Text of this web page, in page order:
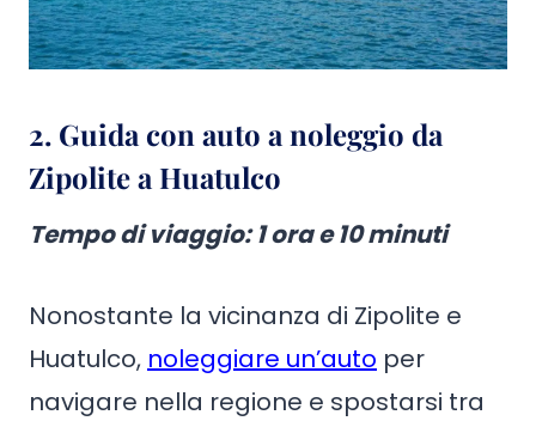
2. Guida con auto a noleggio da
Zipolite a Huatulco
Tempo di viaggio: 1 ora e 10 minuti
Nonostante la vicinanza di Zipolite e
Huatulco, noleggiare un’auto per
navigare nella regione e spostarsi tra